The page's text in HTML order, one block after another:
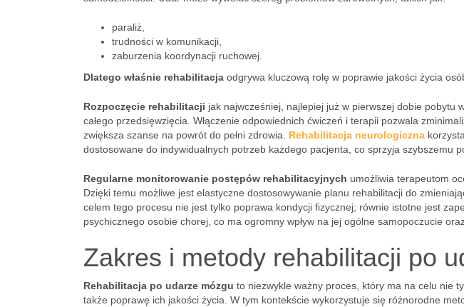
paraliż,
trudności w komunikacji,
zaburzenia koordynacji ruchowej.
Dlatego właśnie rehabilitacja odgrywa kluczową rolę w poprawie jakości życia
Rozpoczęcie rehabilitacji jak najwcześniej, najlepiej już w pierwszej dobie pobytu
całego przedsięwzięcia. Włączenie odpowiednich ćwiczeń i terapii pozwala
zwiększa szanse na powrót do pełni zdrowia. Rehabilitacja neurologiczna
dostosowane do indywidualnych potrzeb każdego pacjenta, co sprzyja szybszemu
Regularne monitorowanie postępów rehabilitacyjnych umożliwia terapeutom
Dzięki temu możliwe jest elastyczne dostosowywanie planu rehabilitacji do
celem tego procesu nie jest tylko poprawa kondycji fizycznej; równie istotne jest
psychicznego osobie chorej, co ma ogromny wpływ na jej ogólne samopoczucie
Zakres i metody rehabilitacji po
Rehabilitacja po udarze mózgu to niezwykle ważny proces, który ma na celu nie
także poprawę ich jakości życia. W tym kontekście wykorzystuje się różnorodne